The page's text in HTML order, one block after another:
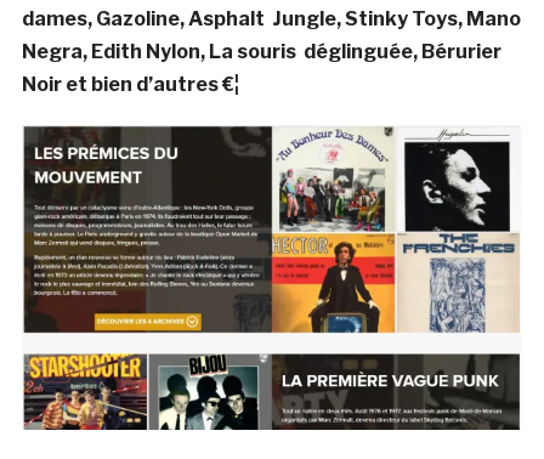
dames, Gazoline, Asphalt Jungle, Stinky Toys, Mano
Negra, Edith Nylon, La souris déglinguée, Bérurier
Noir et bien d’autres €¦